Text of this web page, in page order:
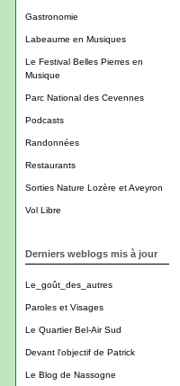
Gastronomie
Labeaume en Musiques
Le Festival Belles Pierres en
Musique
Parc National des Cevennes
Podcasts
Randonnées
Restaurants
Sorties Nature Lozère et Aveyron
Vol Libre
Derniers weblogs mis à jour
Le_goût_des_autres
Paroles et Visages
Le Quartier Bel-Air Sud
Devant l'objectif de Patrick
Le Blog de Nassogne